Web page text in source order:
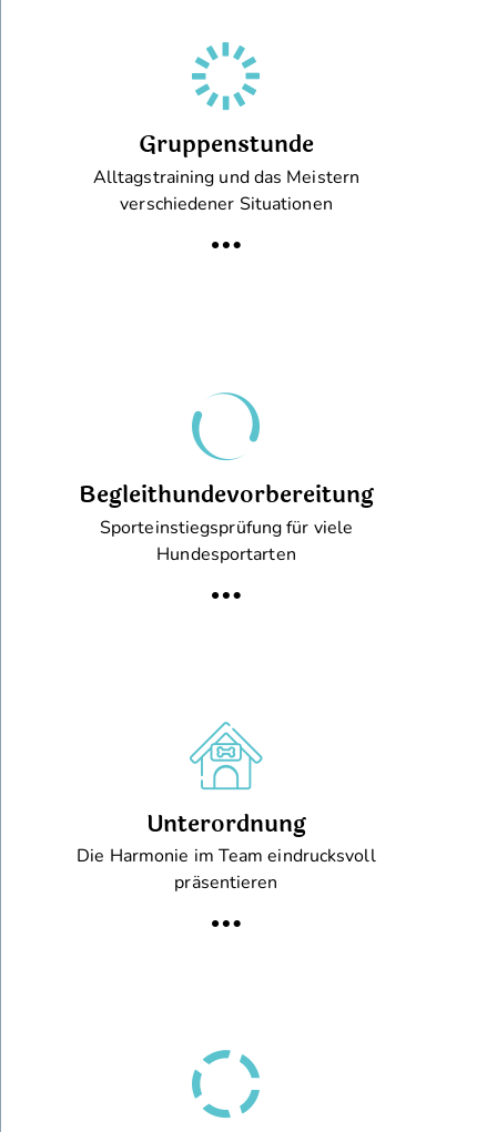
Gruppenstunde
Alltagstraining und das Meistern
verschiedener Situationen
Begleithundevorbereitung
Sporteinstiegsprüfung für viele
Hundesportarten
Unterordnung
Die Harmonie im Team eindrucksvoll
präsentieren